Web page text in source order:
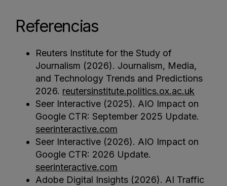
Referencias
Reuters Institute for the Study of
Journalism (2026). Journalism, Media,
and Technology Trends and Predictions
2026. reutersinstitute.politics.ox.ac.uk
Seer Interactive (2025). AIO Impact on
Google CTR: September 2025 Update.
seerinteractive.com
Seer Interactive (2026). AIO Impact on
Google CTR: 2026 Update.
seerinteractive.com
Adobe Digital Insights (2026). AI Traffic